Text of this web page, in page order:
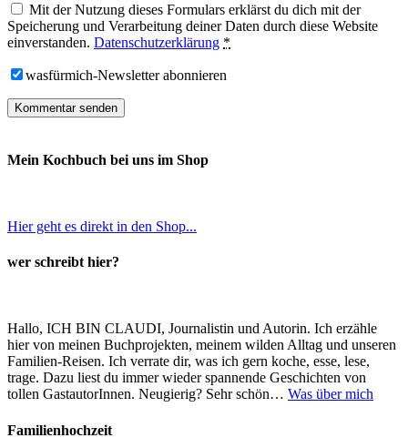
Mit der Nutzung dieses Formulars erklärst du dich mit der
Speicherung und Verarbeitung deiner Daten durch diese Website
einverstanden. Datenschutzerklärung *
wasfürmich-Newsletter abonnieren
Mein Kochbuch bei uns im Shop
Hier geht es direkt in den Shop...
wer schreibt hier?
Hallo, ICH BIN CLAUDI, Journalistin und Autorin. Ich erzähle
hier von meinen Buchprojekten, meinem wilden Alltag und unseren
Familien-Reisen. Ich verrate dir, was ich gern koche, esse, lese,
trage. Dazu liest du immer wieder spannende Geschichten von
tollen GastautorInnen. Neugierig? Sehr schön… Was über mich
Familienhochzeit